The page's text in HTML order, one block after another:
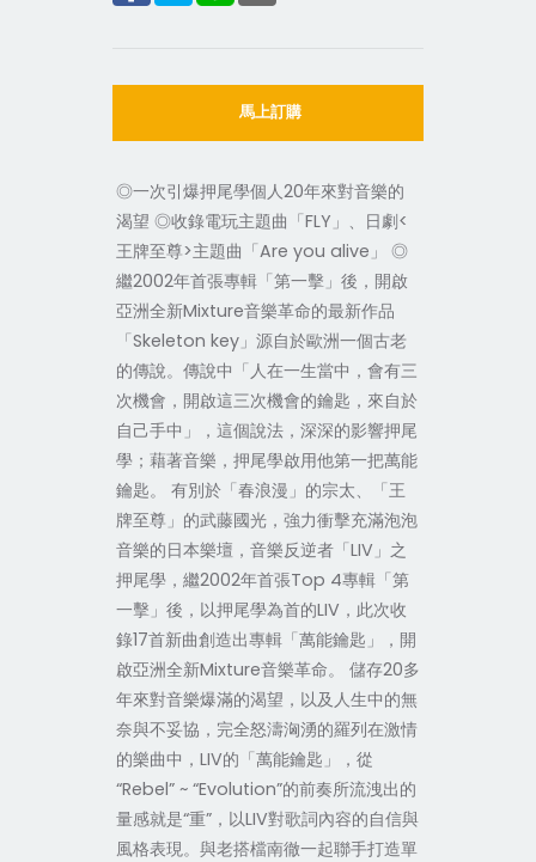
馬上訂購
◎一次引爆押尾學個人20年來對音樂的
渴望 ◎收錄電玩主題曲「FLY」、日劇<
王牌至尊>主題曲「Are you alive」 ◎
繼2002年首張專輯「第一擊」後，開啟
亞洲全新Mixture音樂革命的最新作品
「Skeleton key」源自於歐洲一個古老
的傳說。傳說中「人在一生當中，會有三
次機會，開啟這三次機會的鑰匙，來自於
自己手中」，這個說法，深深的影響押尾
學；藉著音樂，押尾學啟用他第一把萬能
鑰匙。 有別於「春浪漫」的宗太、「王
牌至尊」的武藤國光，強力衝擊充滿泡泡
音樂的日本樂壇，音樂反逆者「LIV」之
押尾學，繼2002年首張Top 4專輯「第
一擊」後，以押尾學為首的LIV，此次收
錄17首新曲創造出專輯「萬能鑰匙」，開
啟亞洲全新Mixture音樂革命。 儲存20多
年來對音樂爆滿的渴望，以及人生中的無
奈與不妥協，完全怒濤洶湧的羅列在激情
的樂曲中，LIV的「萬能鑰匙」，從
“Rebel” ~ “Evolution”的前奏所流洩出的
量感就是“重”，以LIV對歌詞內容的自信與
風格表現。與老搭檔南徹一起聯手打造單